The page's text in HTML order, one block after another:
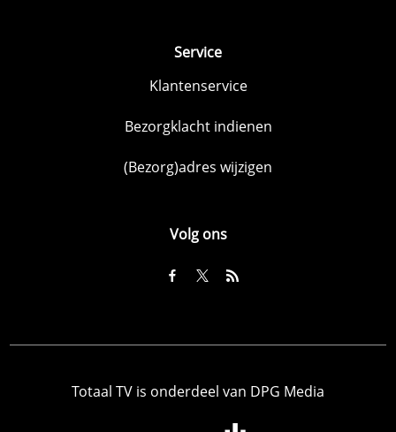
Service
Klantenservice
Bezorgklacht indienen
(Bezorg)adres wijzigen
Volg ons
Totaal TV is onderdeel van DPG Media